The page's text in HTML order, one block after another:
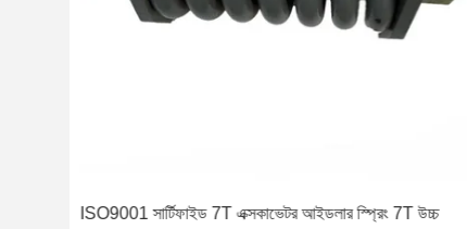
ISO9001 সার্টিফাইড 7T এক্সকাভেটর আইডলার স্প্রিং 7T উচ্চ